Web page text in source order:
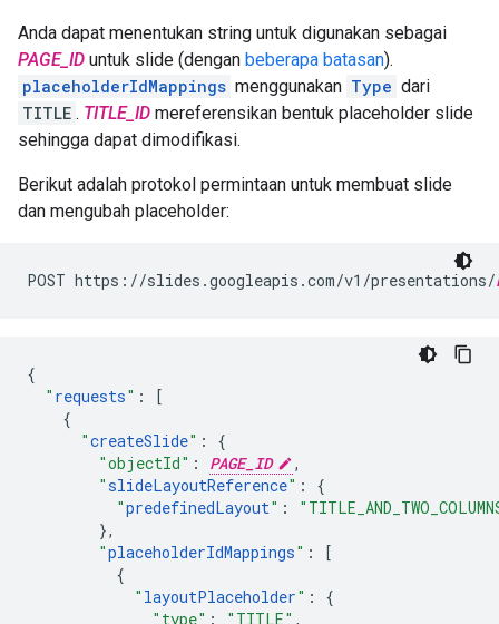
Anda dapat menentukan string untuk digunakan sebagai
PAGE_ID untuk slide (dengan beberapa batasan).
placeholderIdMappings menggunakan Type dari
TITLE . TITLE_ID mereferensikan bentuk placeholder slide
sehingga dapat dimodifikasi.
Berikut adalah protokol permintaan untuk membuat slide
dan mengubah placeholder:
POST https://slides.googleapis.com/v1/presentations/
{
" requests" :
[
{
"createSlide" :
{
"objectId" : PAGE_ID
,
"slideLayoutReference" :
{
"predefinedLayout" :
},
"placeholderIdMappings" :
[
{
" layoutPlaceholder" :
{
"type" : "TITLE" ,